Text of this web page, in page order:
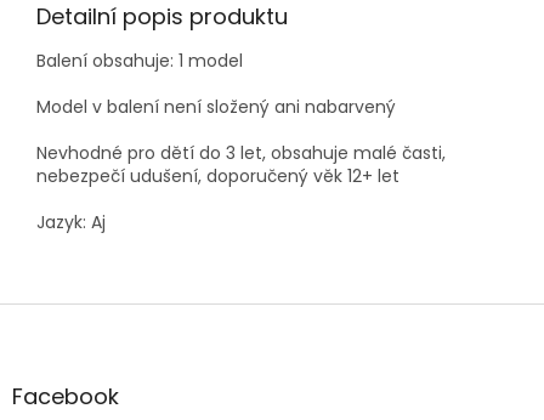
Detailní popis produktu
Balení obsahuje: 1 model
Model v balení není složený ani nabarvený
Nevhodné pro dětí do 3 let, obsahuje malé časti,
nebezpečí udušení, doporučený věk 12+ let
Jazyk: Aj
Z
aFacebook